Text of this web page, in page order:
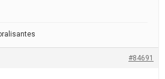
#84691